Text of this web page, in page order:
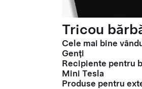
Tricou
Cele mai bine
Genți
Recipiente pentru
Mini Tesla
Produse pentru